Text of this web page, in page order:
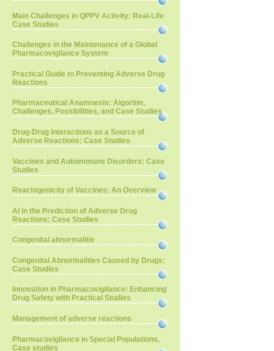
Main Challenges in QPPV Activity: Real-Life
Case Studies
Challenges in the Maintenance of a Global
Pharmacovigilance System
Practical Guide to Preventing Adverse Drug
Reactions
Pharmaceutical Anamnesis: Algoritm,
Challenges, Possibilities, and Case Studies
Drug-Drug Interactions as a Source of
Adverse Reactions: Case Studies
Vaccines and Autoimmune Disorders: Case
Studies
Reactogenicity of Vaccines: An Overview
AI in the Prediction of Adverse Drug
Reactions: Case Studies
Congenital abnormalitie
Congenital Abnormalities Caused by Drugs:
Case Studies
Innovation in Pharmacovigilance: Enhancing
Drug Safety with Practical Studies
Management of adverse reactions
Pharmacovigilance in Special Populations.
Case studies